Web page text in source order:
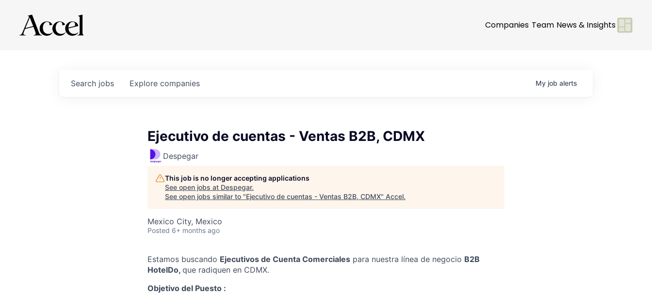
Companies Team News & Insights
Search jobs Explore companies My job alerts
Ejecutivo de cuentas - Ventas B2B, CDMX
Despegar
This job is no longer accepting applications
See open jobs at Despegar.
See open jobs similar to "Ejecutivo de cuentas - Ventas B2B, CDMX" Accel.
Mexico City, Mexico
Posted 6+ months ago
Estamos buscando Ejecutivos de Cuenta Comerciales para nuestra línea de negocio B2B
HotelDo, que radiquen en CDMX.
Objetivo del Puesto :